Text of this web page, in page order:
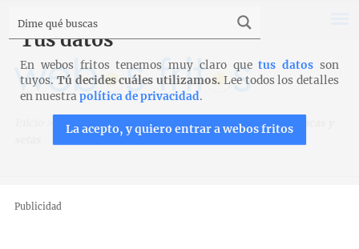
Recetas Verduras y legumbres
Pastel de espinacas y
Publicidad
Tus datos
En webos fritos tenemos muy claro quetus datos son
tuyos. Tú decides cuáles utilizamos. Lee todos los detalles
en nuestrapolítica de privacidad.
La acepto, y quiero entrar a webos fritos